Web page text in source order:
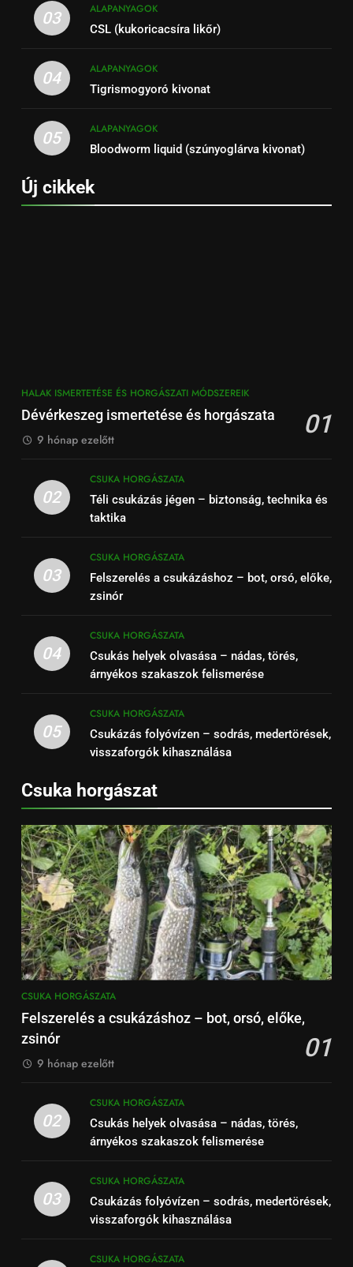
03
ALAPANYAGOK
CSL (kukoricacsíra likőr)
04
ALAPANYAGOK
Tigrismogyoró kivonat
05
ALAPANYAGOK
Bloodworm liquid (szúnyoglárva kivonat)
Új cikkek
HALAK ISMERTETÉSE ÉS HORGÁSZATI MÓDSZEREIK
Dévérkeszeg ismertetése és horgászata 01
9 hónap ezelőtt
02
CSUKA HORGÁSZATA
Téli csukázás jégen – biztonság, technika és
taktika
03
CSUKA HORGÁSZATA
Felszerelés a csukázáshoz – bot, orsó, előke,
zsinór
04
CSUKA HORGÁSZATA
Csukás helyek olvasása – nádas, törés,
árnyékos szakaszok felismerése
05
CSUKA HORGÁSZATA
Csukázás folyóvízen – sodrás, medertörések,
visszaforgók kihasználása
Csuka horgászat
CSUKA HORGÁSZATA
Felszerelés a csukázáshoz – bot, orsó, előke,
zsinór
01
9 hónap ezelőtt
02
CSUKA HORGÁSZATA
Csukás helyek olvasása – nádas, törés,
árnyékos szakaszok felismerése
03
CSUKA HORGÁSZATA
Csukázás folyóvízen – sodrás, medertörések,
visszaforgók kihasználása
CSUKA HORGÁSZATA